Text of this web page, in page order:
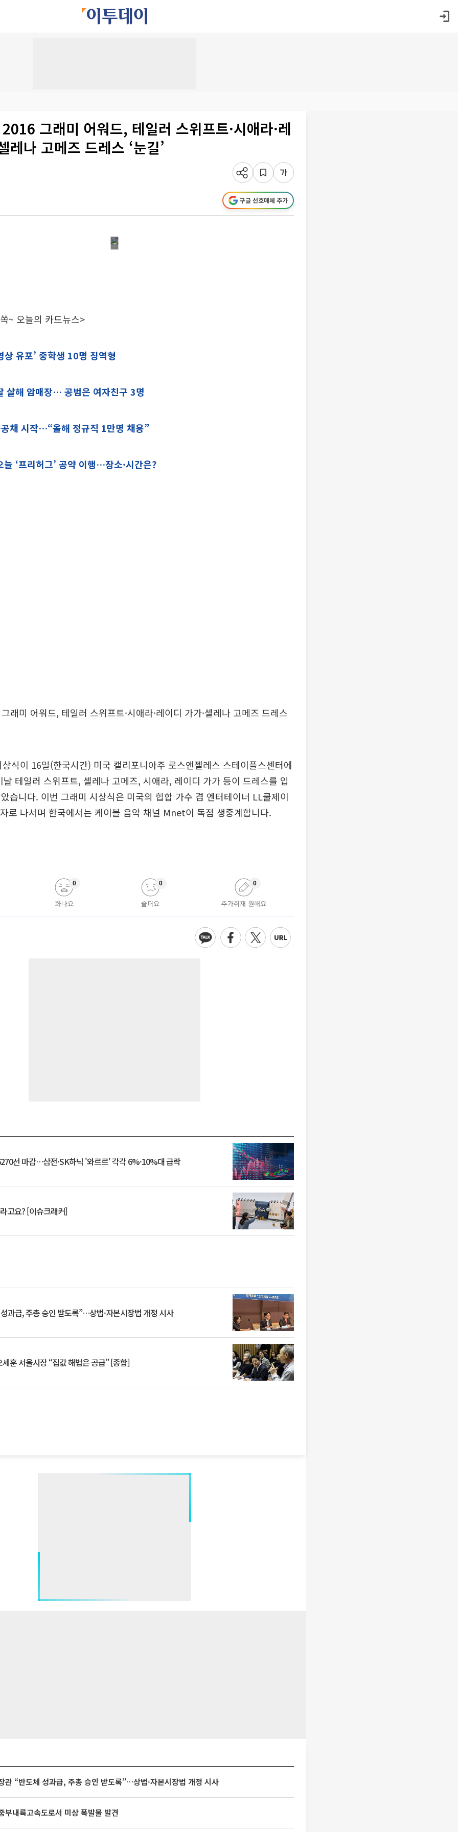
그래미 어워드, 테일러 스위프트·시애라·레
레나 고메즈 드레스 ‘눈길’
구글 선호매체 추가
~ 오늘의 카드뉴스>
상 유포’ 중학생 10명 징역형
살해 암매장… 공범은 여자친구 3명
채 시작…“올해 정규직 1만명 채용”
‘프리허그’ 공약 이행…장소·시간은?
래미 어워드, 테일러 스위프트·시애라·레이디 가가·셀레나 고메즈 드레스
식이 16일(한국시간) 미국 캘리포니아주 로스앤젤레스 스테이플스센터에
테일러 스위프트, 셀레나 고메즈, 시애라, 레이디 가가 등이 드레스를 입
습니다. 이번 그래미 시상식은 미국의 힙합 가수 겸 엔터테이너 LL쿨제이
로 나서며 한국에서는 케이블 음악 채널 Mnet이 독점 생중계합니다.
화나요
0
슬퍼요
0
추가취재 원해요
0
선 마감…삼전·SK하닉 '와르르' 각각 6%·10%대 급락
고요? [이슈크래커]
과급, 주총 승인 받도록”…상법·자본시장법 개정 시사
훈 서울시장 “집값 해법은 공급” [종합]
관 “반도체 성과급, 주총 승인 받도록”…상법·자본시장법 개정 시사
부내륙고속도로서 미상 폭발물 발견